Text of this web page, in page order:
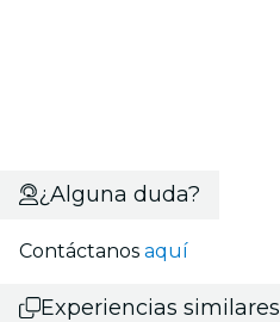
¿Alguna duda?
Contáctanos aquí
Experiencias similares